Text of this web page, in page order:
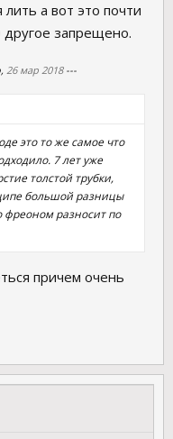
а вот это почти
другое запрещено.
26 мар 2018---
это то же самое что
7 лет уже
толстой трубки,
большой разницы
фреоном разносит по
причем очень